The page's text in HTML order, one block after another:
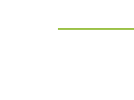
事業内容
会社情報